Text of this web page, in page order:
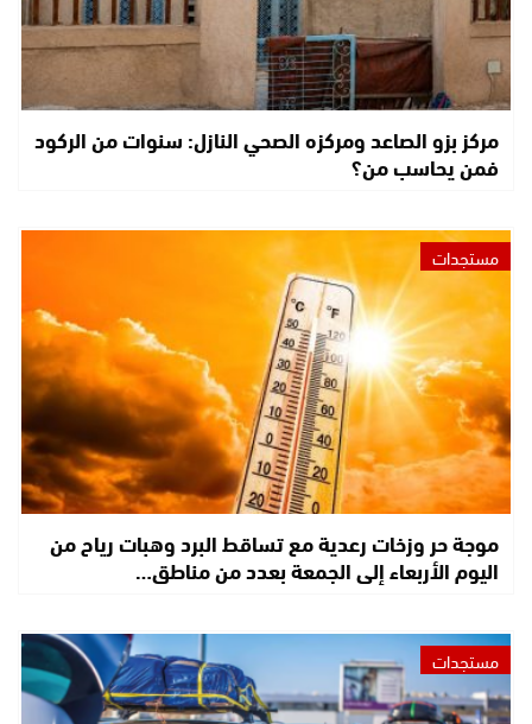
مركز بزو الصاعد ومركزه الصحي النازل: سنوات من الركود
فمن يحاسب من؟
مستجدات
موجة حر وزخات رعدية مع تساقط البرد وهبات رياح من
اليوم الأربعاء إلى الجمعة بعدد من مناطق…
مستجدات